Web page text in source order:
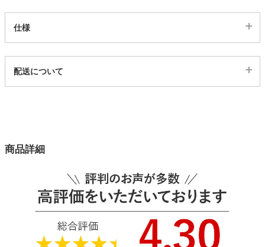
家電・照明器具
インテリア雑貨
仕様
3100095
2色
PVC（合成皮革）
ラバーウッド天然木
配送について
商品詳細